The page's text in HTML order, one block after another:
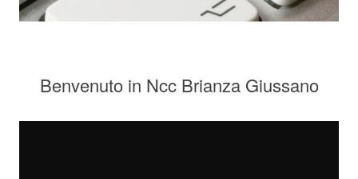
Benvenuto in Ncc Brianza Giussano